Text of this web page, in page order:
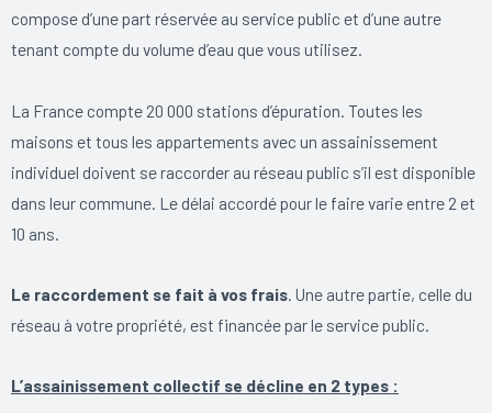
compose d’une part réservée au service public et d’une autre
tenant compte du volume d’eau que vous utilisez.
La France compte 20 000 stations d’épuration. Toutes les
maisons et tous les appartements avec un assainissement
individuel doivent se raccorder au réseau public s’il est disponible
dans leur commune. Le délai accordé pour le faire varie entre 2 et
10 ans.
Le raccordement se fait à vos frais . Une autre partie, celle du
réseau à votre propriété, est financée par le service public.
L’assainissement collectif se décline en 2 types :